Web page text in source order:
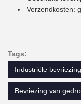
Verzendkosten:
Tags:
Industriële
Bevriezing van